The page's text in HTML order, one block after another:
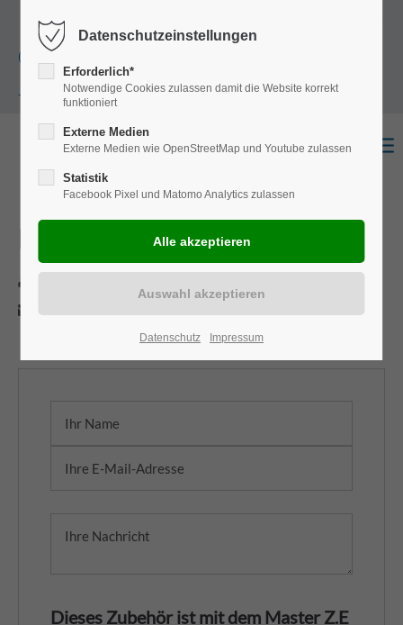
+49
(0)251 322 631
- 0
Master Z.E
Dieses Zubehör ist mit dem Master Z.E
Datenschutzeinstellungen
Erforderlich*
Notwendige Cookies zulassen damit die Website korrekt
funktioniert
Externe Medien
Externe Medien wie OpenStreetMap und Youtube zulassen
Statistik
Facebook Pixel und Matomo Analytics zulassen
Datenschutz Impressum